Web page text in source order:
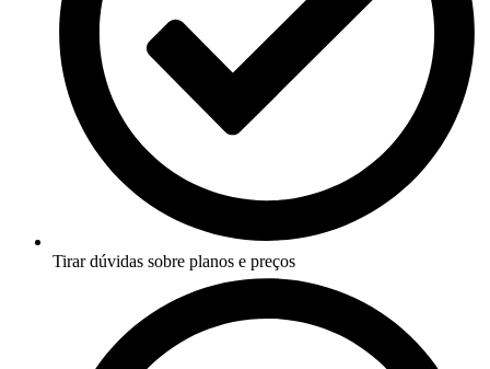
Tirar dúvidas sobre planos e preços